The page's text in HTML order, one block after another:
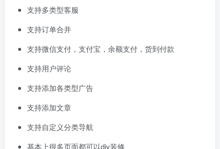
支持多类型客服
支持订单合并
支持微信支付，支付宝，余额支付，货到付款
支持用户评论
支持添加各类型广告
支持添加文章
支持自定义分类导航
基本上很多页面都可以diy装修